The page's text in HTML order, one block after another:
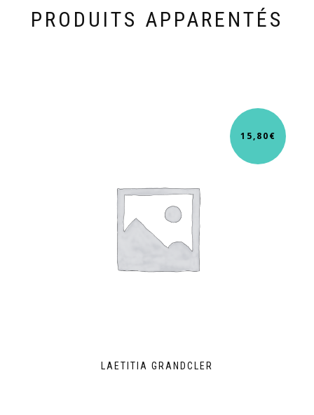
PRODUITS APPARENTÉS
LAETITIA GRANDCLER
15,80€